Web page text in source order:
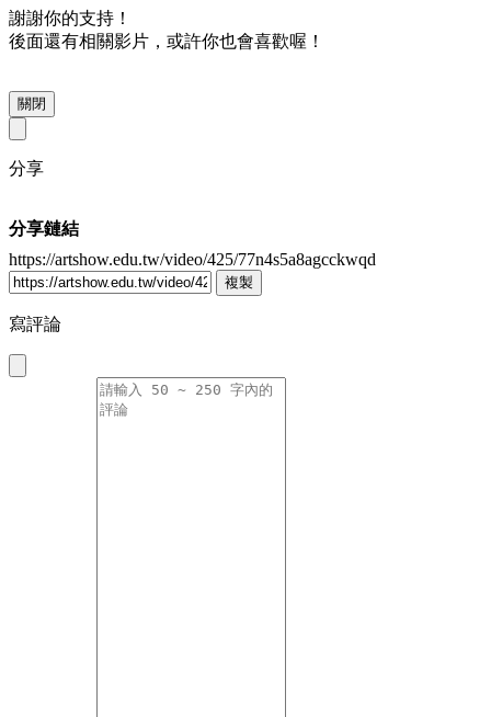
謝謝你的支持！
後面還有相關影片，或許你也會喜歡喔！
關閉
分享
分享鏈結
https://artshow.edu.tw/video/425/77n4s5a8agcckwqd
複製
寫評論